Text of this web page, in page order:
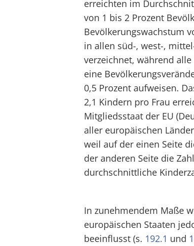
erreichten im
von 1 bis 2 Prozent
Bevölkerungswachstum
in allen süd-, west-,
verzeichnet, während
eine
0,5 Prozent aufweisen.
2,1 Kindern pro Frau
Mitgliedsstaat der EU
aller europäischen
weil auf der einen Seite
der anderen Seite die
durchschnittliche
In zunehmendem Maße
europäischen Staaten
beeinflusst (s. 192.1 und